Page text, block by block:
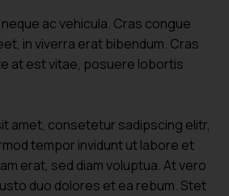
ac vehicula. Cras congue
in viverra erat bibendum. Cras
at est vitae, posuere lobortis
amet, consetetur sadipscing elitr,
tempor invidunt ut labore et
erat, sed diam voluptua. At vero
duo dolores et ea rebum. Stet